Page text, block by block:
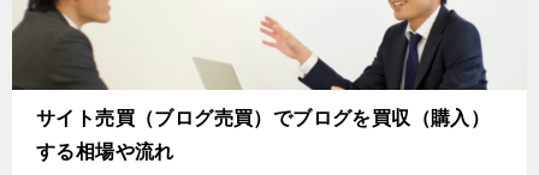
サイト売買（ブログ売買）でブログを買収（購入）
する相場や流れ